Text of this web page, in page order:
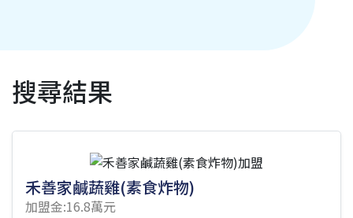
搜尋結果
禾善家鹹蔬雞(素食炸物)
加盟金:16.8萬元